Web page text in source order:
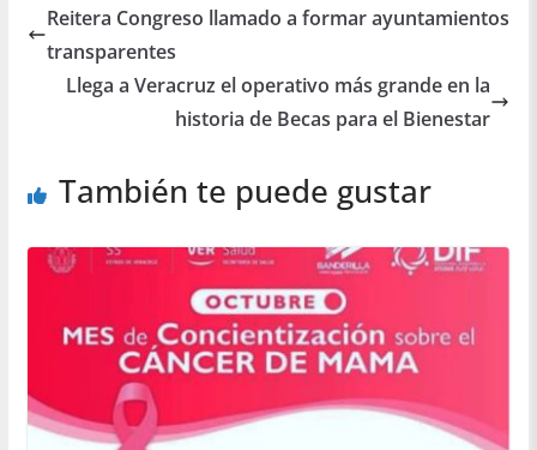
Reitera Congreso llamado a formar ayuntamientos
transparentes
Llega a Veracruz el operativo más grande en la
historia de Becas para el Bienestar
También te puede gustar